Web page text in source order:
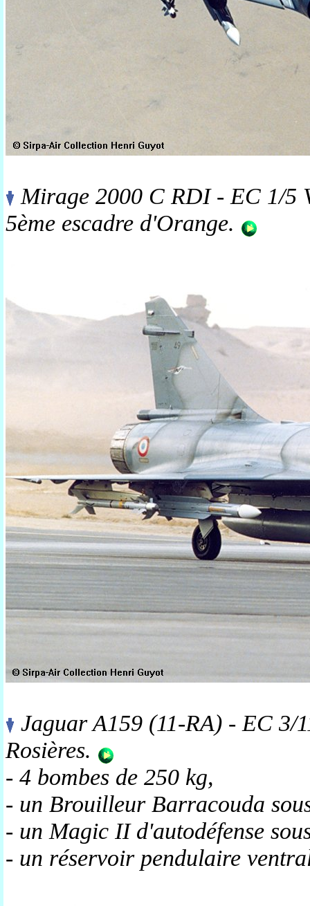
Mirage 2000 C RDI - EC 1/5
5ème escadre d'Orange.
Jaguar A159 (11-RA) - EC 3/
Rosières.
- 4 bombes de 250 kg,
- un Brouilleur Barracouda
- un Magic II d'autodéfense
- un réservoir pendulaire